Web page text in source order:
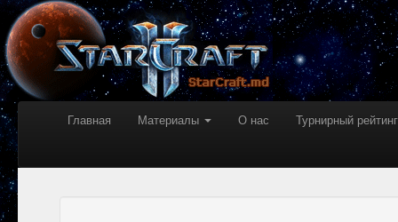
Главная Материалы О нас Турнирный рейтинг